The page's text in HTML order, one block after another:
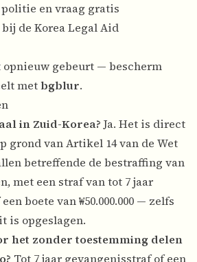
en vraag gratis
de Korea Legal Aid
opnieuw gebeurt — bescherm
metbgblur.
in Zuid-Korea? Ja. Het is direct
grond van Artikel 14 van de Wet
betreffende de bestraffing van
met een straf van tot 7 jaar
boete van ₩50.000.000 — zelfs
is opgeslagen.
het zonder toestemming delen
Tot 7 jaar gevangenisstraf of een